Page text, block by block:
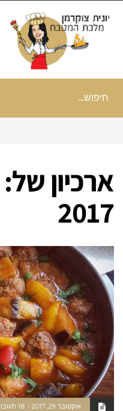
חיפוש
ארכיון של:
2017
אוקטובר 29, 2017 18 תגובות